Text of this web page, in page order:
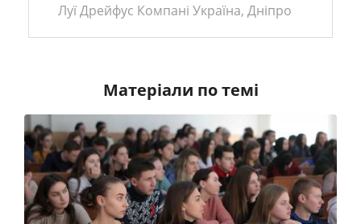
Луї Дрейфус Компані Україна, Дніпро
Матеріали по темі